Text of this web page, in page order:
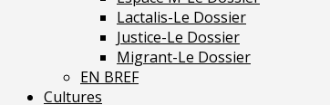
Lactalis-Le Dossier
Justice-Le Dossier
Migrant-Le Dossier
EN BREF
Cultures